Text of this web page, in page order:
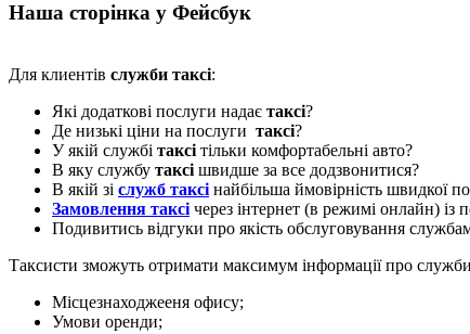
Наша сторінка у Фейсбук
Для клиентів служби таксі:
Які додаткові послуги надає таксі?
Де низькі ціни на послуги таксі?
У якій службі таксі тільки комфортабельні авто?
В яку службу таксі швидше за все додзвонитися?
В якій зі служб таксі найбільша ймовірність швидкої
Замовлення таксі через інтернет (в режимі онлайн) із
Подивитись відгуки про якість обслуговування
Таксисти зможуть отримати максимум інформації про служби
Місцезнаходжееня офису;
Умови оренди;